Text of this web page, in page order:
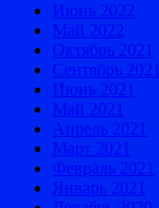
Июнь 2022
Май 2022
Октябрь 2021
Сентябрь 2021
Июнь 2021
Май 2021
Апрель 2021
Март 2021
Февраль 2021
Январь 2021